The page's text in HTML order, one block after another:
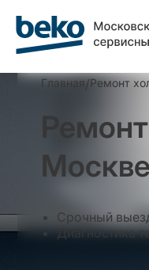
Главная/Ремонт
Москве
Срочный
Диагностика